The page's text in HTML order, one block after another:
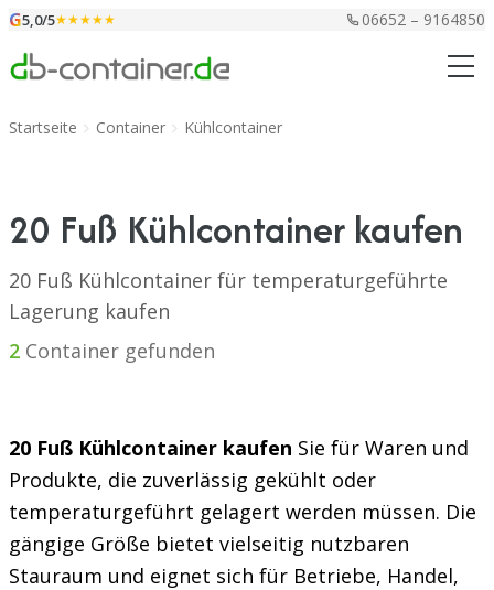
Zum Inhalt springen
G5,0/5★★★★★ 06652 – 9164850
Startseite Container Kühlcontainer
20 Fuß Kühlcontainer kaufen
20 Fuß Kühlcontainer für temperaturgeführte
Lagerung kaufen
2 Container gefunden
20 Fuß Kühlcontainer kaufen Sie für Waren und
Produkte, die zuverlässig gekühlt oder
temperaturgeführt gelagert werden müssen. Die
gängige Größe bietet vielseitig nutzbaren
Stauraum und eignet sich für Betriebe, Handel,